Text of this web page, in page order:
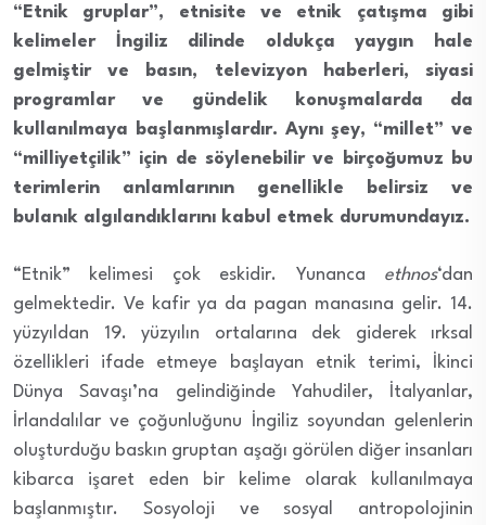
“Etnik gruplar”, etnisite ve etnik çatışma gibi
kelimeler İngiliz dilinde oldukça yaygın hale
gelmiştir ve basın, televizyon haberleri, siyasi
programlar ve gündelik konuşmalarda da
kullanılmaya başlanmışlardır. Aynı şey, “millet” ve
“milliyetçilik” için de söylenebilir ve birçoğumuz bu
terimlerin anlamlarının genellikle belirsiz ve
bulanık algılandıklarını kabul etmek durumundayız.
“Etnik” kelimesi çok eskidir. Yunanca ethnos‘dan
gelmektedir. Ve kafir ya da pagan manasına gelir. 14.
yüzyıldan 19. yüzyılın ortalarına dek giderek ırksal
özellikleri ifade etmeye başlayan etnik terimi, İkinci
Dünya Savaşı’na gelindiğinde Yahudiler, İtalyanlar,
İrlandalılar ve çoğunluğunu İngiliz soyundan gelenlerin
oluşturduğu baskın gruptan aşağı görülen diğer insanları
kibarca işaret eden bir kelime olarak kullanılmaya
başlanmıştır. Sosyoloji ve sosyal antropolojinin